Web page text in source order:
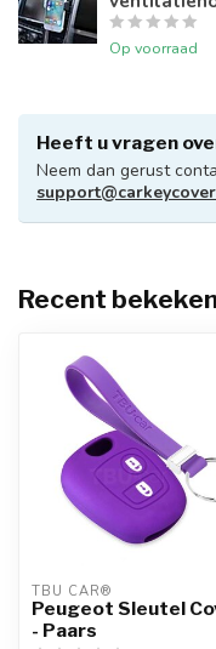
Op voorraad
Heeft u vragen
Neem dan gerust
Recent
TBU CAR®
Peugeot Sleutel
- Paars